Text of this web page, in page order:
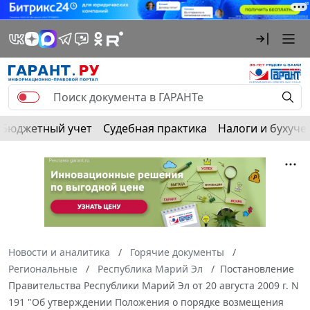
Бюджетный учет Судебная практика Налоги и
Новости и аналитика
Горячие документы
Региональные
Республика Марий Эл
Постановление
Правительства Республики Марий Эл от 20 августа 2009 г. N
191 "Об утверждении Положения о порядке возмещения